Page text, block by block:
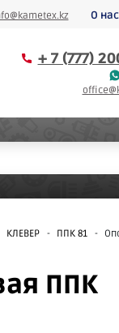
О нас
+ 7 (777)
КЛЕВЕР - ППК 81 -
ППК